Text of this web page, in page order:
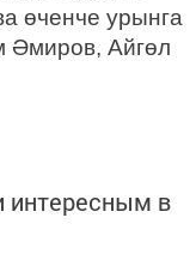
өченче урынга
Әмиров, Айгөл
в